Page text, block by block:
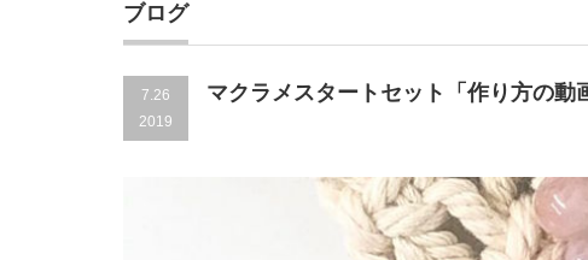
ブログ
7.26
2019
マクラメスタートセット「作り方の動